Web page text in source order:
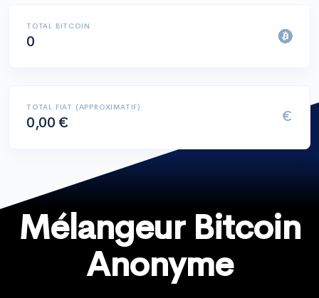
TOTAL BITCOIN
0
TOTAL FIAT (APPROXIMATIF)
0,00 € €
Mélangeur Bitcoin
Anonyme